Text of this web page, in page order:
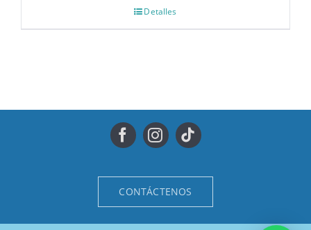
Detalles
CONTÁCTENOS